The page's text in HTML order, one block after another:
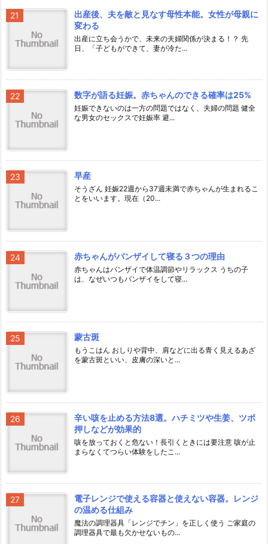
出産後、夫を敵と見なす母性本能。女性が母親に
変わる
出産に立ち会うかで、未来の夫婦関係が決まる！？ 先
日、「子どもができて、妻が冷た...
数字が語る妊娠。赤ちゃんのできる確率は25%
妊娠できないのは一方の問題ではなく、夫婦の問題 健全
な男女のセックスで妊娠率 避...
早産
そうざん 妊娠22週から37週未満で赤ちゃんが生まれるこ
とをいいます。現在（20...
赤ちゃんがバンザイして寝る３つの理由
赤ちゃんはバンザイで体温調節やリラックス うちの子
は、なぜいつもバンザイをして寝...
蒙古斑
もうこはん おしりや背中、肩などに出る青く見えるあざ
を蒙古斑といい、皮膚の深いと...
辛い咳を止める方法8選。ハチミツや生姜、ツボ
押しなどが効果的
咳を放っておくと危ない！長引くときには要注意 咳が止
まらなくてつらい体験をしたこ...
電子レンジで使える容器と使えない容器。レンジ
の温める仕組み
魔法の調理器具「レンジでチン」を正しく使う ご家庭の
調理器具で最も欠かせないもの...